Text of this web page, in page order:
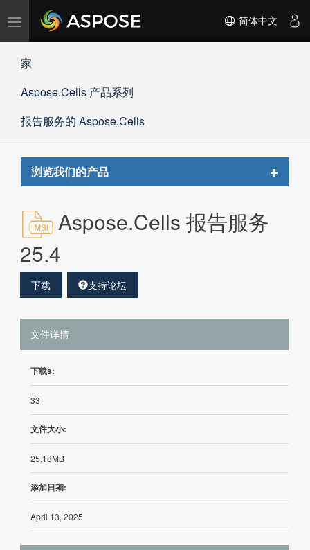
切
航
简体中文
家
Aspose.Cells 产品系列
报告服务的 Aspose.Cells
浏览我们的产品
Toggle
Aspose.Cells 报告服务
25.4
下载 支持论坛
文件详情
下载s:
33
文件大小:
25.18MB
添加日期:
April 13, 2025